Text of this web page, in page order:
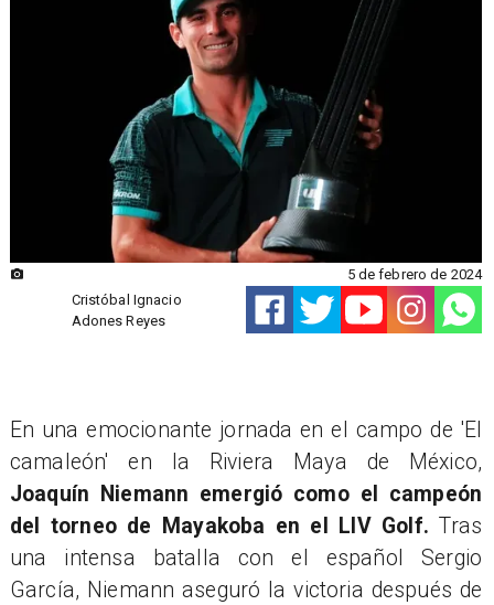
Cristóbal Ignacio
Adones Reyes
5 de febrero de 2024
​En una emocionante jornada en el campo de 'El
camaleón' en la Riviera Maya de México,
Joaquín Niemann emergió como el campeón
del torneo de Mayakoba en el LIV Golf. Tras
una intensa batalla con el español Sergio
García, Niemann aseguró la victoria después de